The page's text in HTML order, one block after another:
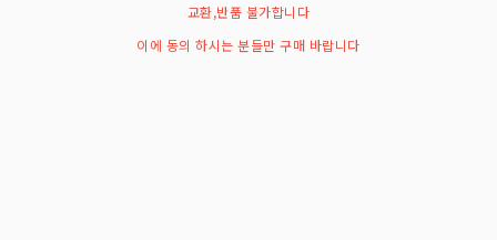
교환,반품 불가합니다
이에 동의 하시는 분들만 구매 바랍니다